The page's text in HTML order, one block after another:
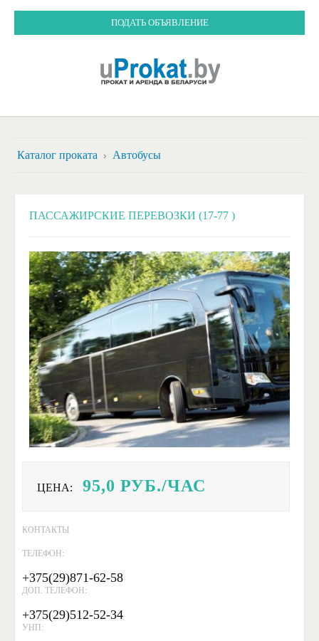
ПОДАТЬ ОБЪЯВЛЕНИЕ
Каталог проката Автобусы
ПАССАЖИРСКИЕ ПЕРЕВОЗКИ (17-77 )
ЦЕНА: 95,0 РУБ./ЧАС
КОНТАКТЫ
ТЕЛЕФОН:
+375(29)871-62-58
ДОП. ТЕЛЕФОН:
+375(29)512-52-34
УНП: